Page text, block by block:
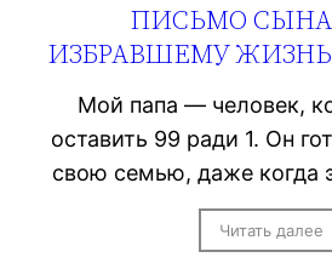
ПИСЬМО СЫНА
ИЗБРАВШЕМУ ЖИЗНЬ
Мой папа — человек,
оставить 99 ради 1. Он
свою семью, даже когда
Читать далее